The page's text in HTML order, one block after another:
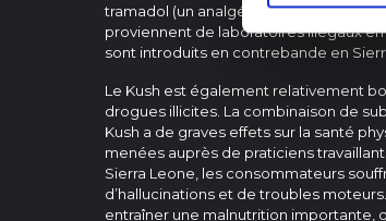
tramadol (un analgésique sur
proviennent de laboratoires illégaux
sont introduits en contrebande en
Le Kush est également relativement
drogues illicites. La combinaison de
Kush a de graves effets sur la santé
menées auprès de praticiens
Sierra Leone, les consommateurs
d’hallucinations et de troubles
entraîner une malnutrition importante,